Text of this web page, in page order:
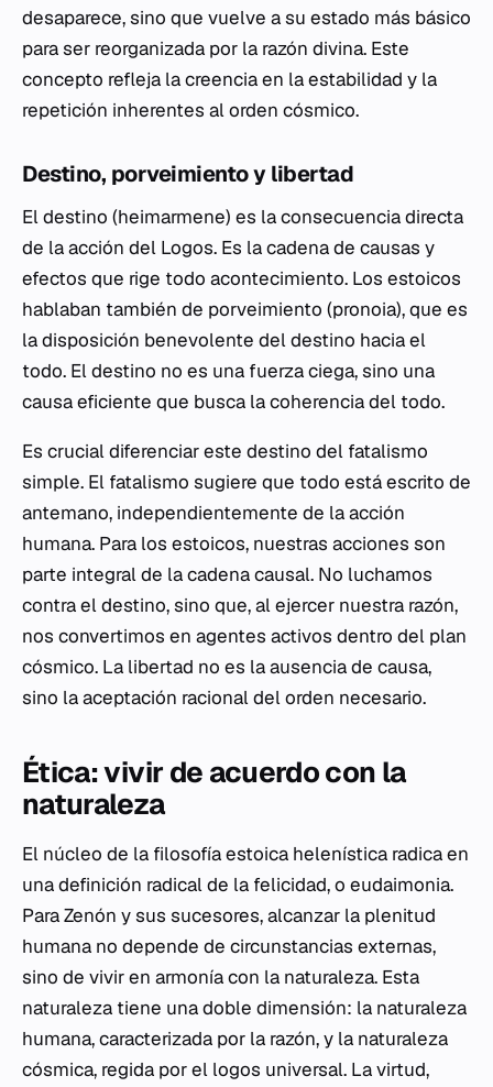
desaparece, sino que vuelve a su estado más básico
para ser reorganizada por la razón divina. Este
concepto refleja la creencia en la estabilidad y la
repetición inherentes al orden cósmico.
Destino, porveimiento y libertad
El destino (heimarmene) es la consecuencia directa
de la acción del Logos. Es la cadena de causas y
efectos que rige todo acontecimiento. Los estoicos
hablaban también de porveimiento (pronoia), que es
la disposición benevolente del destino hacia el
todo. El destino no es una fuerza ciega, sino una
causa eficiente que busca la coherencia del todo.
Es crucial diferenciar este destino del fatalismo
simple. El fatalismo sugiere que todo está escrito de
antemano, independientemente de la acción
humana. Para los estoicos, nuestras acciones son
parte integral de la cadena causal. No luchamos
contra el destino, sino que, al ejercer nuestra razón,
nos convertimos en agentes activos dentro del plan
cósmico. La libertad no es la ausencia de causa,
sino la aceptación racional del orden necesario.
Ética: vivir de acuerdo con la
naturaleza
El núcleo de la filosofía estoica helenística radica en
una definición radical de la felicidad, o eudaimonia.
Para Zenón y sus sucesores, alcanzar la plenitud
humana no depende de circunstancias externas,
sino de vivir en armonía con la naturaleza. Esta
naturaleza tiene una doble dimensión: la naturaleza
humana, caracterizada por la razón, y la naturaleza
cósmica, regida por el logos universal. La virtud,